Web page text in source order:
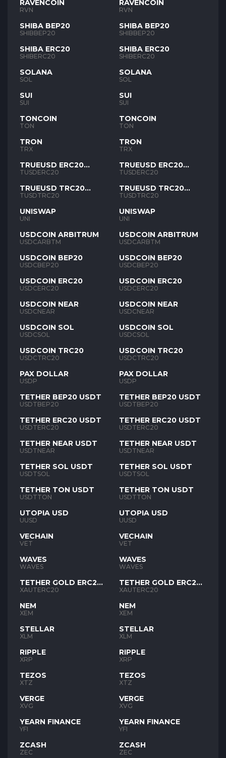
RAVENCOIN
RVN
SHIBA BEP20
SHIBBEP20
SHIBA ERC20
SHIBERC20
SOLANA
SOL
SUI
SUI
TONCOIN
TON
TRON
TRX
TRUEUSD ERC20
TUSD
TUSDERC20
TRUEUSD TRC20
TUSD
TUSDTRC20
UNISWAP
UNI
USDCOIN ARBITRUM
USDCARBTM
USDCOIN BEP20
USDCBEP20
USDCOIN ERC20
USDCERC20
USDCOIN NEAR
USDCNEAR
USDCOIN SOL
USDCSOL
USDCOIN TRC20
USDCTRC20
PAX DOLLAR
USDP
TETHER BEP20 USDT
USDTBEP20
TETHER ERC20 USDT
USDTERC20
TETHER NEAR USDT
USDTNEAR
TETHER SOL USDT
USDTSOL
TETHER TON USDT
USDTTON
UTOPIA USD
UUSD
VECHAIN
VET
WAVES
WAVES
TETHER GOLD ERC20
XAUT
XAUTERC20
NEM
XEM
STELLAR
XLM
RIPPLE
XRP
TEZOS
XTZ
VERGE
XVG
YEARN FINANCE
YFI
ZCASH
ZEC
RAVENCOIN
RVN
SHIBA BEP20
SHIBBEP20
SHIBA ERC20
SHIBERC20
SOLANA
SOL
SUI
SUI
TONCOIN
TON
TRON
TRX
TRUEUSD ERC20
TUSD
TUSDERC20
TRUEUSD TRC20
TUSD
TUSDTRC20
UNISWAP
UNI
USDCOIN ARBITRUM
USDCARBTM
USDCOIN BEP20
USDCBEP20
USDCOIN ERC20
USDCERC20
USDCOIN NEAR
USDCNEAR
USDCOIN SOL
USDCSOL
USDCOIN TRC20
USDCTRC20
PAX DOLLAR
USDP
TETHER BEP20 USDT
USDTBEP20
TETHER ERC20 USDT
USDTERC20
TETHER NEAR USDT
USDTNEAR
TETHER SOL USDT
USDTSOL
TETHER TON USDT
USDTTON
UTOPIA USD
UUSD
VECHAIN
VET
WAVES
WAVES
TETHER GOLD ERC20
XAUT
XAUTERC20
NEM
XEM
STELLAR
XLM
RIPPLE
XRP
TEZOS
XTZ
VERGE
XVG
YEARN FINANCE
YFI
ZCASH
ZEC